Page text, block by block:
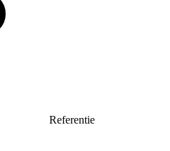
Referentie